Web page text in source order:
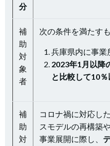
分
補
助
対
象
者
次の条件を満たす
兵庫県内に事業
2023年1月以降
と比較して10％
補
助
対
コロナ禍に対応し
スモデルの再構築
事業展開に際し、